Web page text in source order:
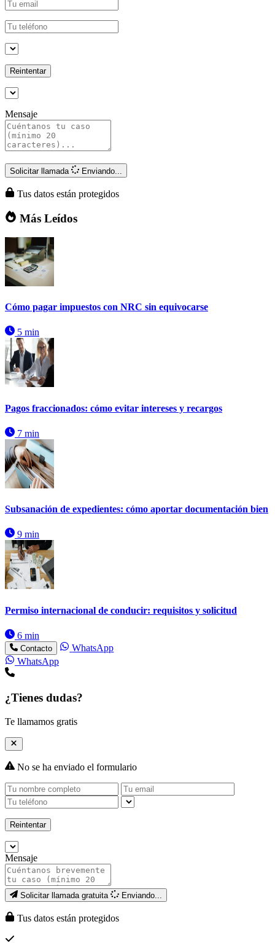
Reintentar
Mensaje
Solicitar llamada Enviando...
Tus datos están protegidos
Más Leídos
Cómo pagar impuestos con NRC sin equivocarse
5 min
Pagos fraccionados: cómo evitar intereses y recargos
7 min
Subsanación de expedientes: cómo aportar documentación bien
9 min
Permiso internacional de conducir: requisitos y solicitud
6 min
Contacto
WhatsApp
WhatsApp
¿Tienes dudas?
Te llamamos gratis
No se ha enviado el formulario
Reintentar
Mensaje
Solicitar llamada gratuita Enviando...
Tus datos están protegidos